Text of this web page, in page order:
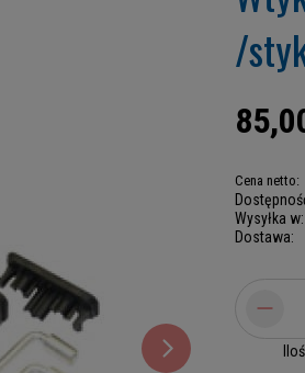
/
Cena netto:
Wysyłka w:
Dostawa: